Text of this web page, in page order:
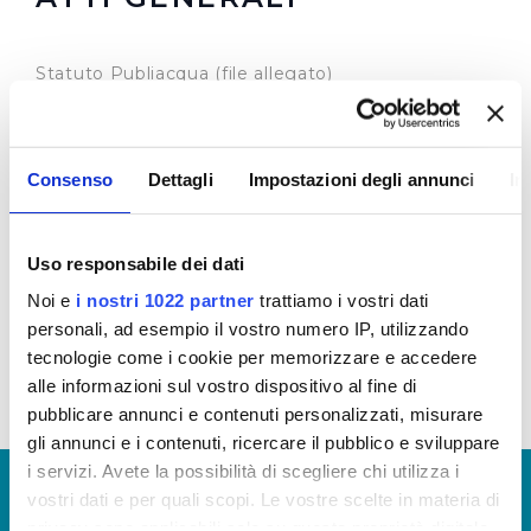
Consenso Dettagli Impostazioni degli annunci
Uso responsabile dei dati
Noi e i nostri 1022 partner trattiamo i vostri dati
personali, ad esempio il vostro numero IP, utilizzando
tecnologie come i cookie per memorizzare e accedere
alle informazioni sul vostro dispositivo al fine di
pubblicare annunci e contenuti personalizzati, misurare
gli annunci e i contenuti, ricercare il pubblico e sviluppare
i servizi. Avete la possibilità di scegliere chi utilizza i
vostri dati e per quali scopi. Le vostre scelte in materia di
Statuto Publiacqua (file allegato)
Per gli altri atti normativi e documentazioni che riguardano il
Servizio Idrico Integrato in Toscana si rimanda aAutorità
© Copyright 2017 - 2026
GLOSSARIO